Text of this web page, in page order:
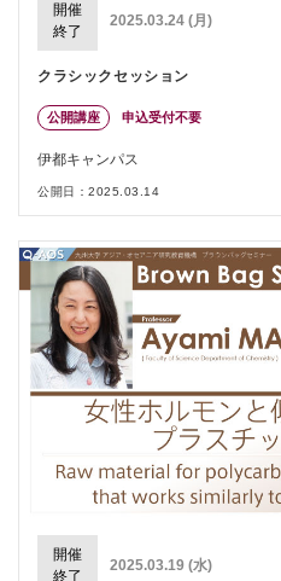
開催
終了
2025.03.24 (月)
クラシックセッション
公開講座 申込受付不要
伊都キャンパス
公開日：2025.03.14
開催
終了
2025.03.19 (水)